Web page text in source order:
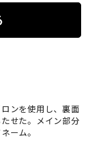
ンを使用し、裏面
せた。メイン部分
ーム。